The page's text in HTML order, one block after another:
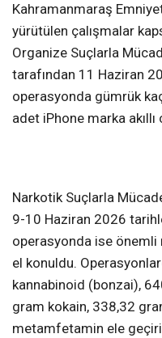
Kahramanmaraş
yürütülen çalışmalar
Organize Suçlarla
tarafından 11 Haziran
operasyonda gümrük
adet iPhone marka
Narkotik Suçlarla
9-10 Haziran 2026
operasyonda ise
el konuldu.
kannabinoid (bonzai),
gram kokain, 338,32
metamfetamin ele